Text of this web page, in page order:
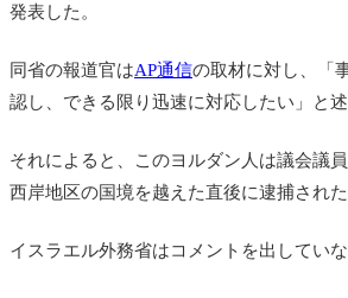
発表した。
同省の報道官はAP通信の取材に対し、「
認し、できる限り迅速に対応したい」と述
それによると、このヨルダン人は議会議
西岸地区の国境を越えた直後に逮捕された
イスラエル外務省はコメントを出していな